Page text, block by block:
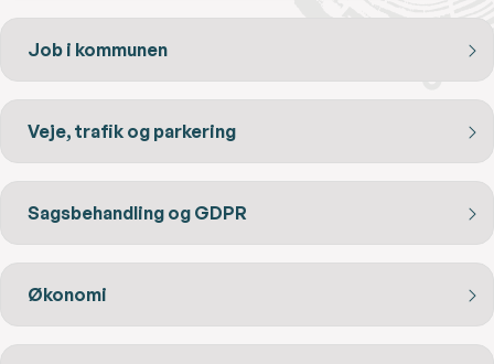
Job i kommunen
Veje, trafik og parkering
Sagsbehandling og GDPR
Økonomi